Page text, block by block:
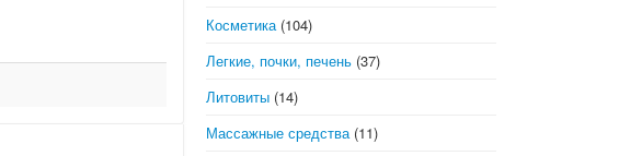
Косметика (104)
Легкие, почки, печень (37)
Литовиты (14)
Массажные средства (11)